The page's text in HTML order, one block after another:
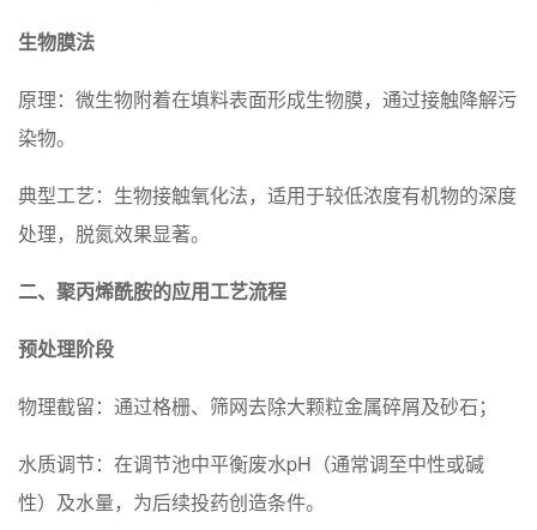
‌生物膜法‌
‌原理‌：微生物附着在填料表面形成生物膜，通过接触降解污
染物。
‌典型工艺‌：生物接触氧化法，适用于较低浓度有机物的深度
处理，脱氮效果显著。
二、‌聚丙烯酰胺的应用工艺流程‌
‌预处理阶段‌
‌物理截留‌：通过格栅、筛网去除大颗粒金属碎屑及砂石；
‌水质调节‌：在调节池中平衡废水pH（通常调至中性或碱
性）及水量，为后续投药创造条件。